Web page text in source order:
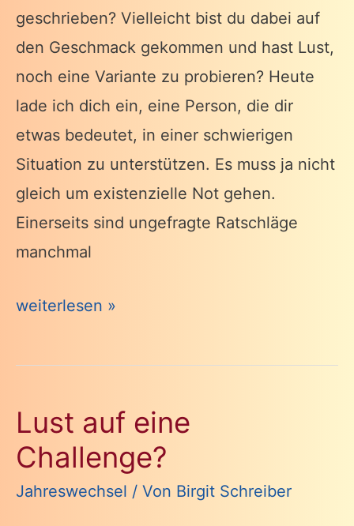
geschrieben? Vielleicht bist du dabei auf
den Geschmack gekommen und hast Lust,
noch eine Variante zu probieren? Heute
lade ich dich ein, eine Person, die dir
etwas bedeutet, in einer schwierigen
Situation zu unterstützen. Es muss ja nicht
gleich um existenzielle Not gehen.
Einerseits sind ungefragte Ratschläge
manchmal
Und
lebten
und
zufrieden
weiterlesen »
Lust auf eine
Challenge?
Jahreswechsel / Von Birgit Schreiber